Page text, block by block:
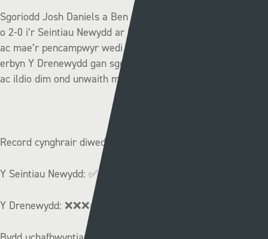
Sgoriodd Josh Daniels a Ben Clark i sicrhau buddugoliaeth
o 2-0 i’r Seintiau Newydd ar Barc Latham ym mis Tachwedd
ac mae’r pencampwyr wedi ennill eu pum gêm ddiwethaf yn
erbyn Y Drenewydd gan sgorio 19 o goliau (3.8 gôl y gêm)
ac ildio dim ond unwaith mewn saith gêm.
Record cynghrair diweddar:
Y Seintiau Newydd: ✅✅✅✅✅
Y Drenewydd: ❌❌❌✅✅